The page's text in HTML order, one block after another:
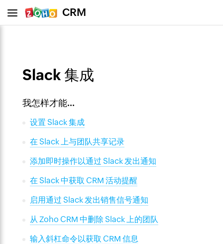
CRM
Slack 集成
我怎样才能...
设置 Slack 集成
在 Slack 上与团队共享记录
添加即时操作以通过 Slack 发出通知
在 Slack 中获取 CRM 活动提醒
启用通过 Slack 发出销售信号通知
从 Zoho CRM 中删除 Slack 上的团队
输入斜杠命令以获取 CRM 信息